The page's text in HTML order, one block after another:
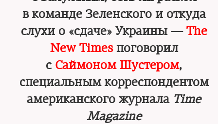
в команде Зеленского и откуда
слухи о «сдаче» Украины — The
New Timesпоговорил
сСаймоном Шустером,
специальным корреспондентом
американского журнала Time
Magazine